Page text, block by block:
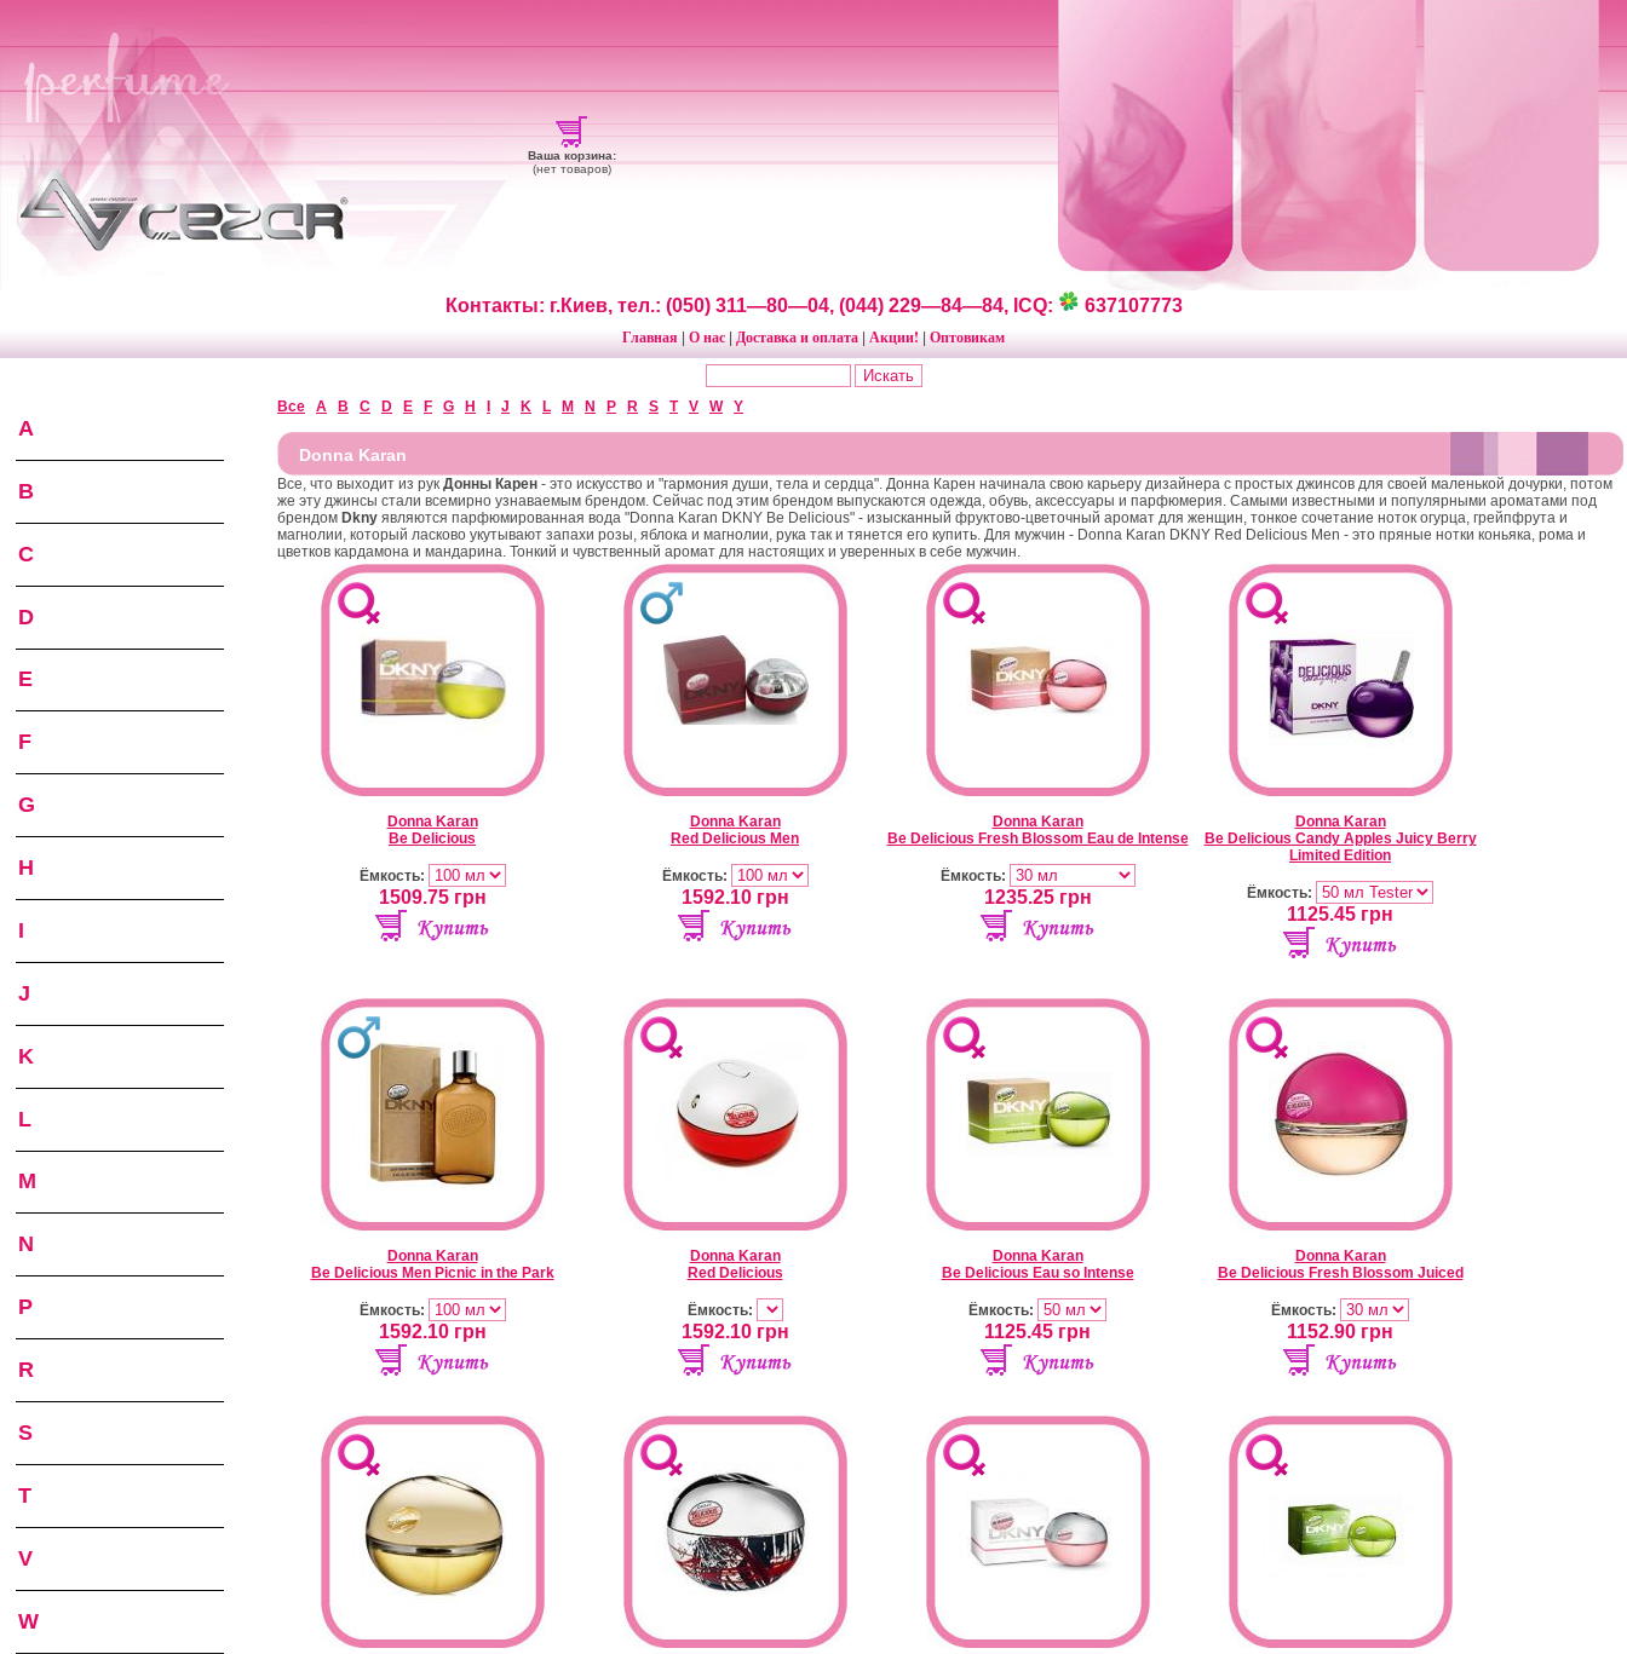
Ваша корзина:
(нет товаров)
Контакты: г.Киев, тел.: (050) 311—80—04, (044) 229—84—84, ICQ:
637107773
Главная О нас Доставка и оплата Акции! Оптовикам
A
B
C
D
E
F
G
H
I
J
K
L
M
N
P
R
S
T
V
W
Все A B C D E F G H J K L M N P R S T V W Y
Donna Karan
Все, что выходит из рук Донны Карен - это искусство и "гармония души, тела и сердца". Донна Карен начинала свою карьеру дизайнера с простых джинсов для своей маленькой дочурки, потом
же эту джинсы стали всемирно узнаваемым брендом. Сейчас под этим брендом выпускаются одежда, обувь, аксессуары и парфюмерия. Самыми известными и популярными ароматами под
брендом Dkny являются парфюмированная вода "Donna Karan DKNY Be Delicious" - изысканный фруктово-цветочный аромат для женщин, тонкое сочетание ноток огурца, грейпфрута и
магнолии, который ласково укутывают запахи розы, яблока и магнолии, рука так и тянется его купить. Для мужчин - Donna Karan DKNY Red Delicious Men - это пряные нотки коньяка, рома и
цветков кардамона и мандарина. Тонкий и чувственный аромат для настоящих и уверенных в себе мужчин.
Donna Karan
Be Delicious
Ёмкость:
1509.75грн
Donna Karan
Red Delicious Men
Ёмкость:
1592.10грн
Donna Karan
Be Delicious Fresh Blossom Eau de Intense
Ёмкость:
1235.25грн
Donna Karan
Be Delicious Candy Apples Juicy Berry
Limited Edition
Ёмкость:
1125.45 грн
Donna Karan
Be Delicious Men Picnic in the Park
Ёмкость:
1592.10грн
Donna Karan
Red Delicious
Ёмкость:
1592.10грн
Donna Karan
Be Delicious Eau so Intense
Ёмкость:
1125.45 грн
Donna Karan
Be Delicious Fresh Blossom Juiced
Ёмкость:
1152.90 грн